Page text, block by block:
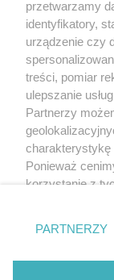
bez pisemnej zgody
wykorzystanie
bez właściwej
prawnie.
przetwarzamy
identyfikatory,
urządzenie czy
treści, pomiar
ulepszanie
Partnerzy
charakterystykę
Ponieważ
korzystanie z
zmienić/
znajdujący się
rodzaje
użytkownika,
PARTNERZY